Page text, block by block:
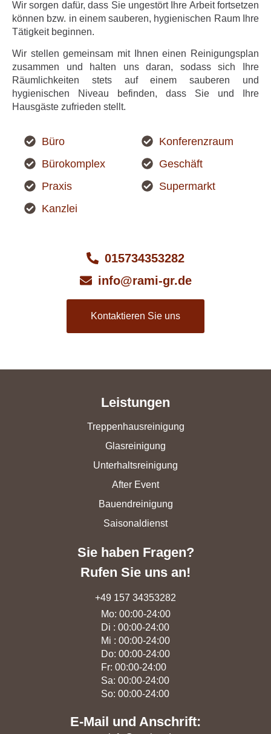
Wir sorgen dafür, dass Sie ungestört Ihre Arbeit fortsetzen
können bzw. in einem sauberen, hygienischen Raum Ihre
Tätigkeit beginnen.
Büro
Bürokomplex
Praxis
Kanzlei
Konferenzraum
Geschäft
Supermarkt
Wir stellen gemeinsam mit Ihnen einen Reinigungsplan
zusammen und halten uns daran, sodass sich Ihre
Räumlichkeiten stets auf einem sauberen und
hygienischen Niveau befinden, dass Sie und Ihre
Hausgäste zufrieden stellt.
015734353282
info@rami-gr.de
Kontaktieren Sie uns
Leistungen
Treppenhausreinigung
Glasreinigung
Unterhaltsreinigung
After Event
Bauendreinigung
Saisonaldienst
Sie haben Fragen?
Rufen Sie uns an!
+49 157 34353282
Mo: 00:00-24:00
Di : 00:00-24:00
Mi : 00:00-24:00
Do: 00:00-24:00
Fr: 00:00-24:00
Sa: 00:00-24:00
So: 00:00-24:00
E-Mail und Anschrift: